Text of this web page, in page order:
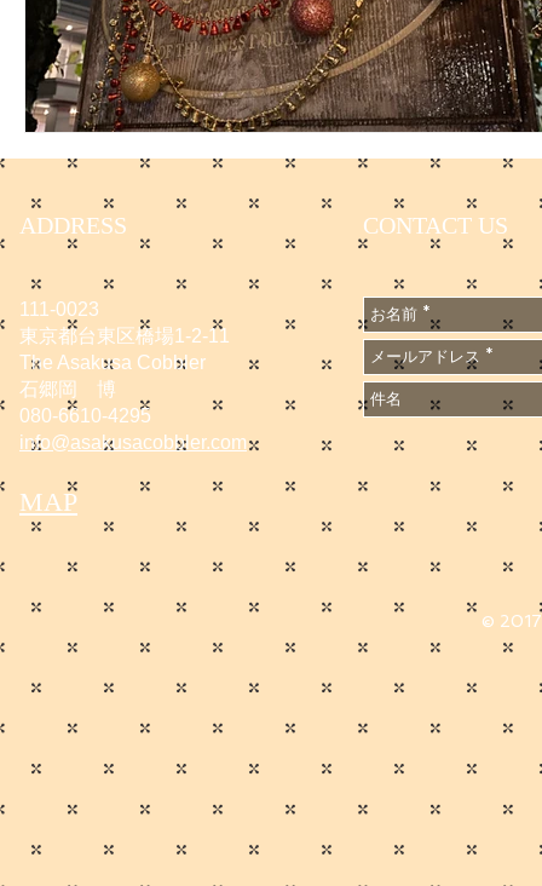
ADDRESS CONTACT US
111-0023
東京都台東区橋場1-2-11
The Asakusa Cobbler
石郷岡 博
080-6610-4295
info@asakusacobbler.com
MAP
© 2017